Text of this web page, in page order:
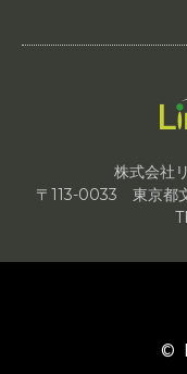
株式会社
〒113-0033 東京都
©